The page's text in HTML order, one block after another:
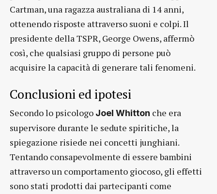
Cartman, una ragazza australiana di 14 anni,
ottenendo risposte attraverso suoni e colpi. Il
presidente della TSPR, George Owens, affermò
così, che qualsiasi gruppo di persone può
acquisire la capacità di generare tali fenomeni.
Conclusioni ed ipotesi
Secondo lo psicologo Joel Whitton che era
supervisore durante le sedute spiritiche, la
spiegazione risiede nei concetti junghiani.
Tentando consapevolmente di essere bambini
attraverso un comportamento giocoso, gli effetti
sono stati prodotti dai partecipanti come